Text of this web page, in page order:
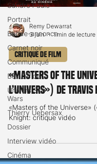
Sandro Paulo
Portrait
Bande-annonce
Carnet noir
Communiqué
Box Office
Univers Star
Wars
Thierry Uebersax
Dossier
Interview vidéo
Cinéma
Remy Dewarrat
3 juin
1 min de lecture
Critique de film
«Masters of the
l’univers») de
«Masters of the Universe»
Knight: critique vidéo